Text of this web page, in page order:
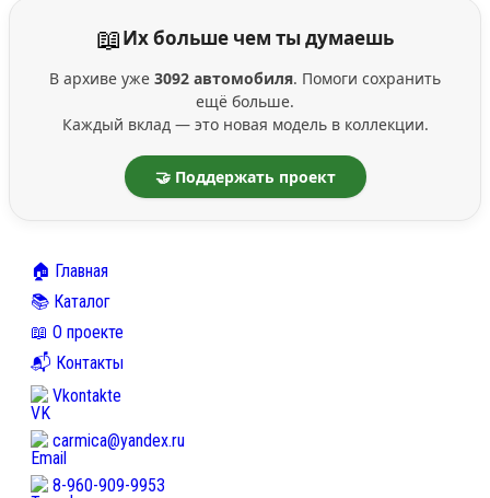
📖Их больше чем ты думаешь
В архиве уже 3092 автомобиля. Помоги сохранить
ещё больше.
Каждый вклад — это новая модель в коллекции.
🤝 Поддержать проект
🏠 Главная
📚 Каталог
📖 О проекте
📬 Контакты
Vkontakte
carmica@yandex.ru
8-960-909-9953